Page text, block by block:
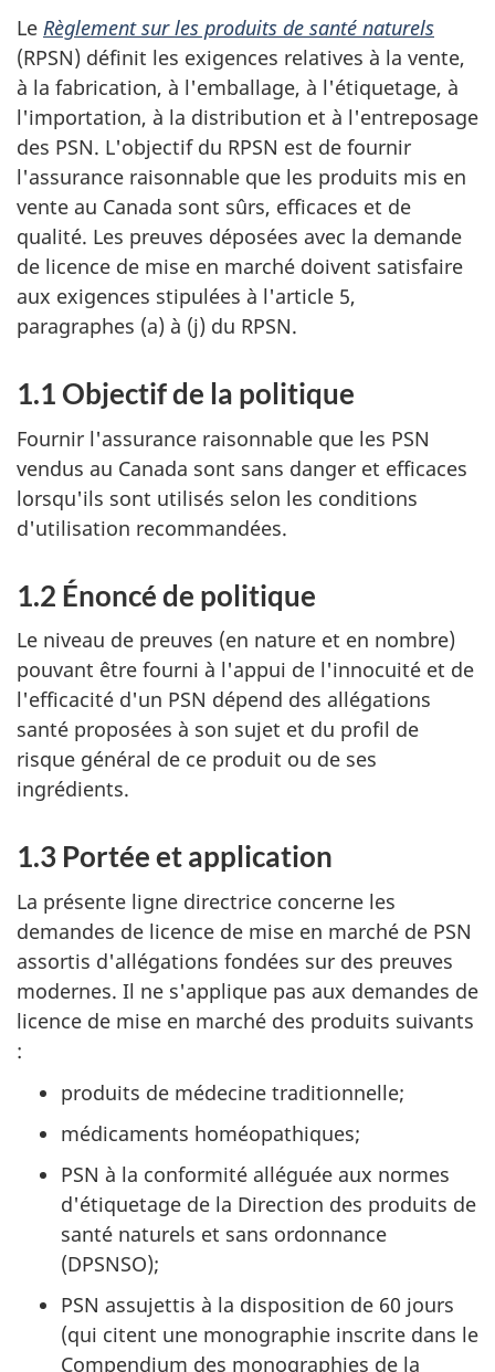
Le Règlement sur les produits de santé naturels
(RPSN) définit les exigences relatives à la vente,
à la fabrication, à l'emballage, à l'étiquetage, à
l'importation, à la distribution et à l'entreposage
des PSN. L'objectif du RPSN est de fournir
l'assurance raisonnable que les produits mis en
vente au Canada sont sûrs, efficaces et de
qualité. Les preuves déposées avec la demande
de licence de mise en marché doivent satisfaire
aux exigences stipulées à l'article 5,
paragraphes (a) à (j) du RPSN.
1.1 Objectif de la politique
Fournir l'assurance raisonnable que les PSN
vendus au Canada sont sans danger et efficaces
lorsqu'ils sont utilisés selon les conditions
d'utilisation recommandées.
1.2 Énoncé de politique
Le niveau de preuves (en nature et en nombre)
pouvant être fourni à l'appui de l'innocuité et de
l'efficacité d'un PSN dépend des allégations
santé proposées à son sujet et du profil de
risque général de ce produit ou de ses
ingrédients.
1.3 Portée et application
La présente ligne directrice concerne les
demandes de licence de mise en marché de PSN
assortis d'allégations fondées sur des preuves
modernes. Il ne s'applique pas aux demandes de
licence de mise en marché des produits suivants
:
produits de médecine traditionnelle;
médicaments homéopathiques;
PSN à la conformité alléguée aux normes
d'étiquetage de la Direction des produits de
santé naturels et sans ordonnance
(DPSNSO);
PSN assujettis à la disposition de 60 jours
(qui citent une monographie inscrite dans le
Compendium des monographies de la